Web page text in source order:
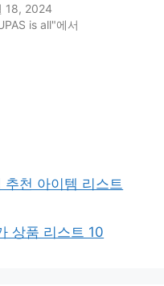
18, 2024
is all"에서
천 아이템 리스트
상품 리스트 10